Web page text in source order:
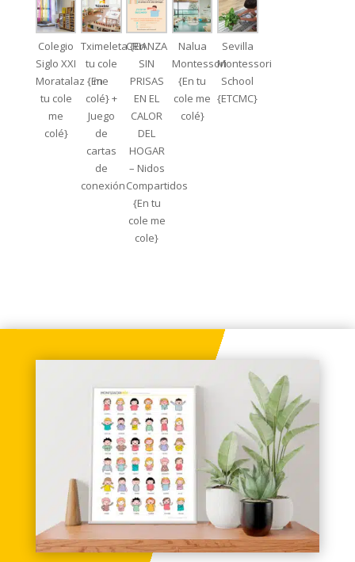
Colegio
Siglo XXI
Moratalaz {En
tu cole
me
colé}
Tximeleta {En
tu cole
me
colé} +
Juego
de
cartas
de
conexión
CRIANZA
SIN
PRISAS
EN EL
CALOR
DEL
HOGAR
– Nidos
Compartidos
{En tu
cole me
cole}
Nalua
Montessori
{En tu
cole me
colé}
Sevilla
Montessori
School
{ETCMC}